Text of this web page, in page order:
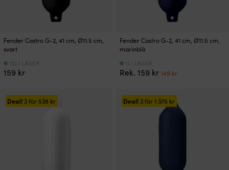
Fender Castro G-2, 41 cm, Ø11.5 cm,
svart
159 kr
122 I LAGER
Fender Castro G-2, 41 cm, Ø11.5 cm,
marinblå
Rek.159 krDet
var:
159 kr.
149 krDet
149 kr.
11 I LAGER
Deal!3 för 538 kr Deal!3 för1 375 kr